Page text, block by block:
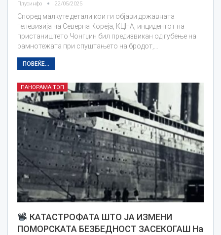
Плусинфо 22/05/2025
Според малкуте детали кои ги објави државната
телевизија на Северна Кореја, КЦНА, инцидентот на
пристаништето Чонгџин бил предизвикан од губење на
рамнотежата при спуштањето на бродот,…
ПОВЕЌЕ...
ПАНОРАМА ТОП
КАТАСТРОФАТА ШТО ЈА ИЗМЕНИ
ПОМОРСКАТА БЕЗБЕДНОСТ ЗАСЕКОГАШ На